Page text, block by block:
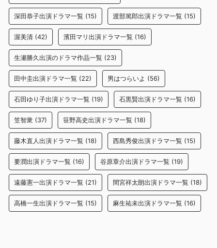
深田恭子出演ドラマ一覧 (15) 渡部篤郎出演ドラマ一覧 (15)
渥美清 (42) 濱田マリ出演ドラマ一覧 (16)
生瀬勝久出演のドラマ作品一覧 (23)
田中圭出演ドラマ一覧 (22) 男はつらいよ (56)
石田ゆり子出演ドラマ一覧 (19) 石黒賢出演ドラマ一覧 (16)
笠智衆 (37) 笹野高史出演ドラマ一覧 (18)
藤木直人出演ドラマ一覧 (18) 西島秀俊出演ドラマ一覧 (15)
要潤出演ドラマ一覧 (16) 谷原章介出演ドラマ一覧 (19)
遠藤憲一出演ドラマ一覧 (21) 間宮祥太朗出演ドラマ一覧 (18)
高橋一生出演ドラマ一覧 (15) 麻生祐未出演ドラマ一覧 (16)